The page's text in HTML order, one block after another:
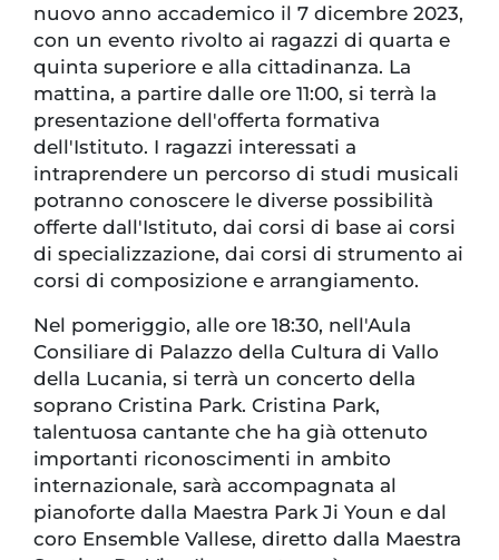
nuovo anno accademico il 7 dicembre 2023,
con un evento rivolto ai ragazzi di quarta e
quinta superiore e alla cittadinanza. La
mattina, a partire dalle ore 11:00, si terrà la
presentazione dell'offerta formativa
dell'Istituto. I ragazzi interessati a
intraprendere un percorso di studi musicali
potranno conoscere le diverse possibilità
offerte dall'Istituto, dai corsi di base ai corsi
di specializzazione, dai corsi di strumento ai
corsi di composizione e arrangiamento.
Nel pomeriggio, alle ore 18:30, nell'Aula
Consiliare di Palazzo della Cultura di Vallo
della Lucania, si terrà un concerto della
soprano Cristina Park. Cristina Park,
talentuosa cantante che ha già ottenuto
importanti riconoscimenti in ambito
internazionale, sarà accompagnata al
pianoforte dalla Maestra Park Ji Youn e dal
coro Ensemble Vallese, diretto dalla Maestra